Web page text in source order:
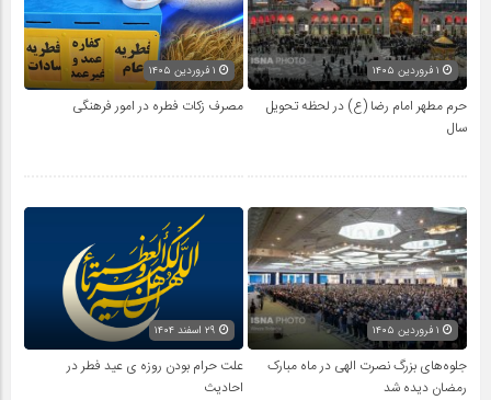
حرم مطهر امام رضا (ع) در لحظه تحویل
سال
مصرف زکات فطره در امور فرهنگی
جلوه‌های بزرگ نصرت الهی در ماه مبارک
رمضان دیده شد
علت حرام بودن روزه ی عید فطر در
احادیث